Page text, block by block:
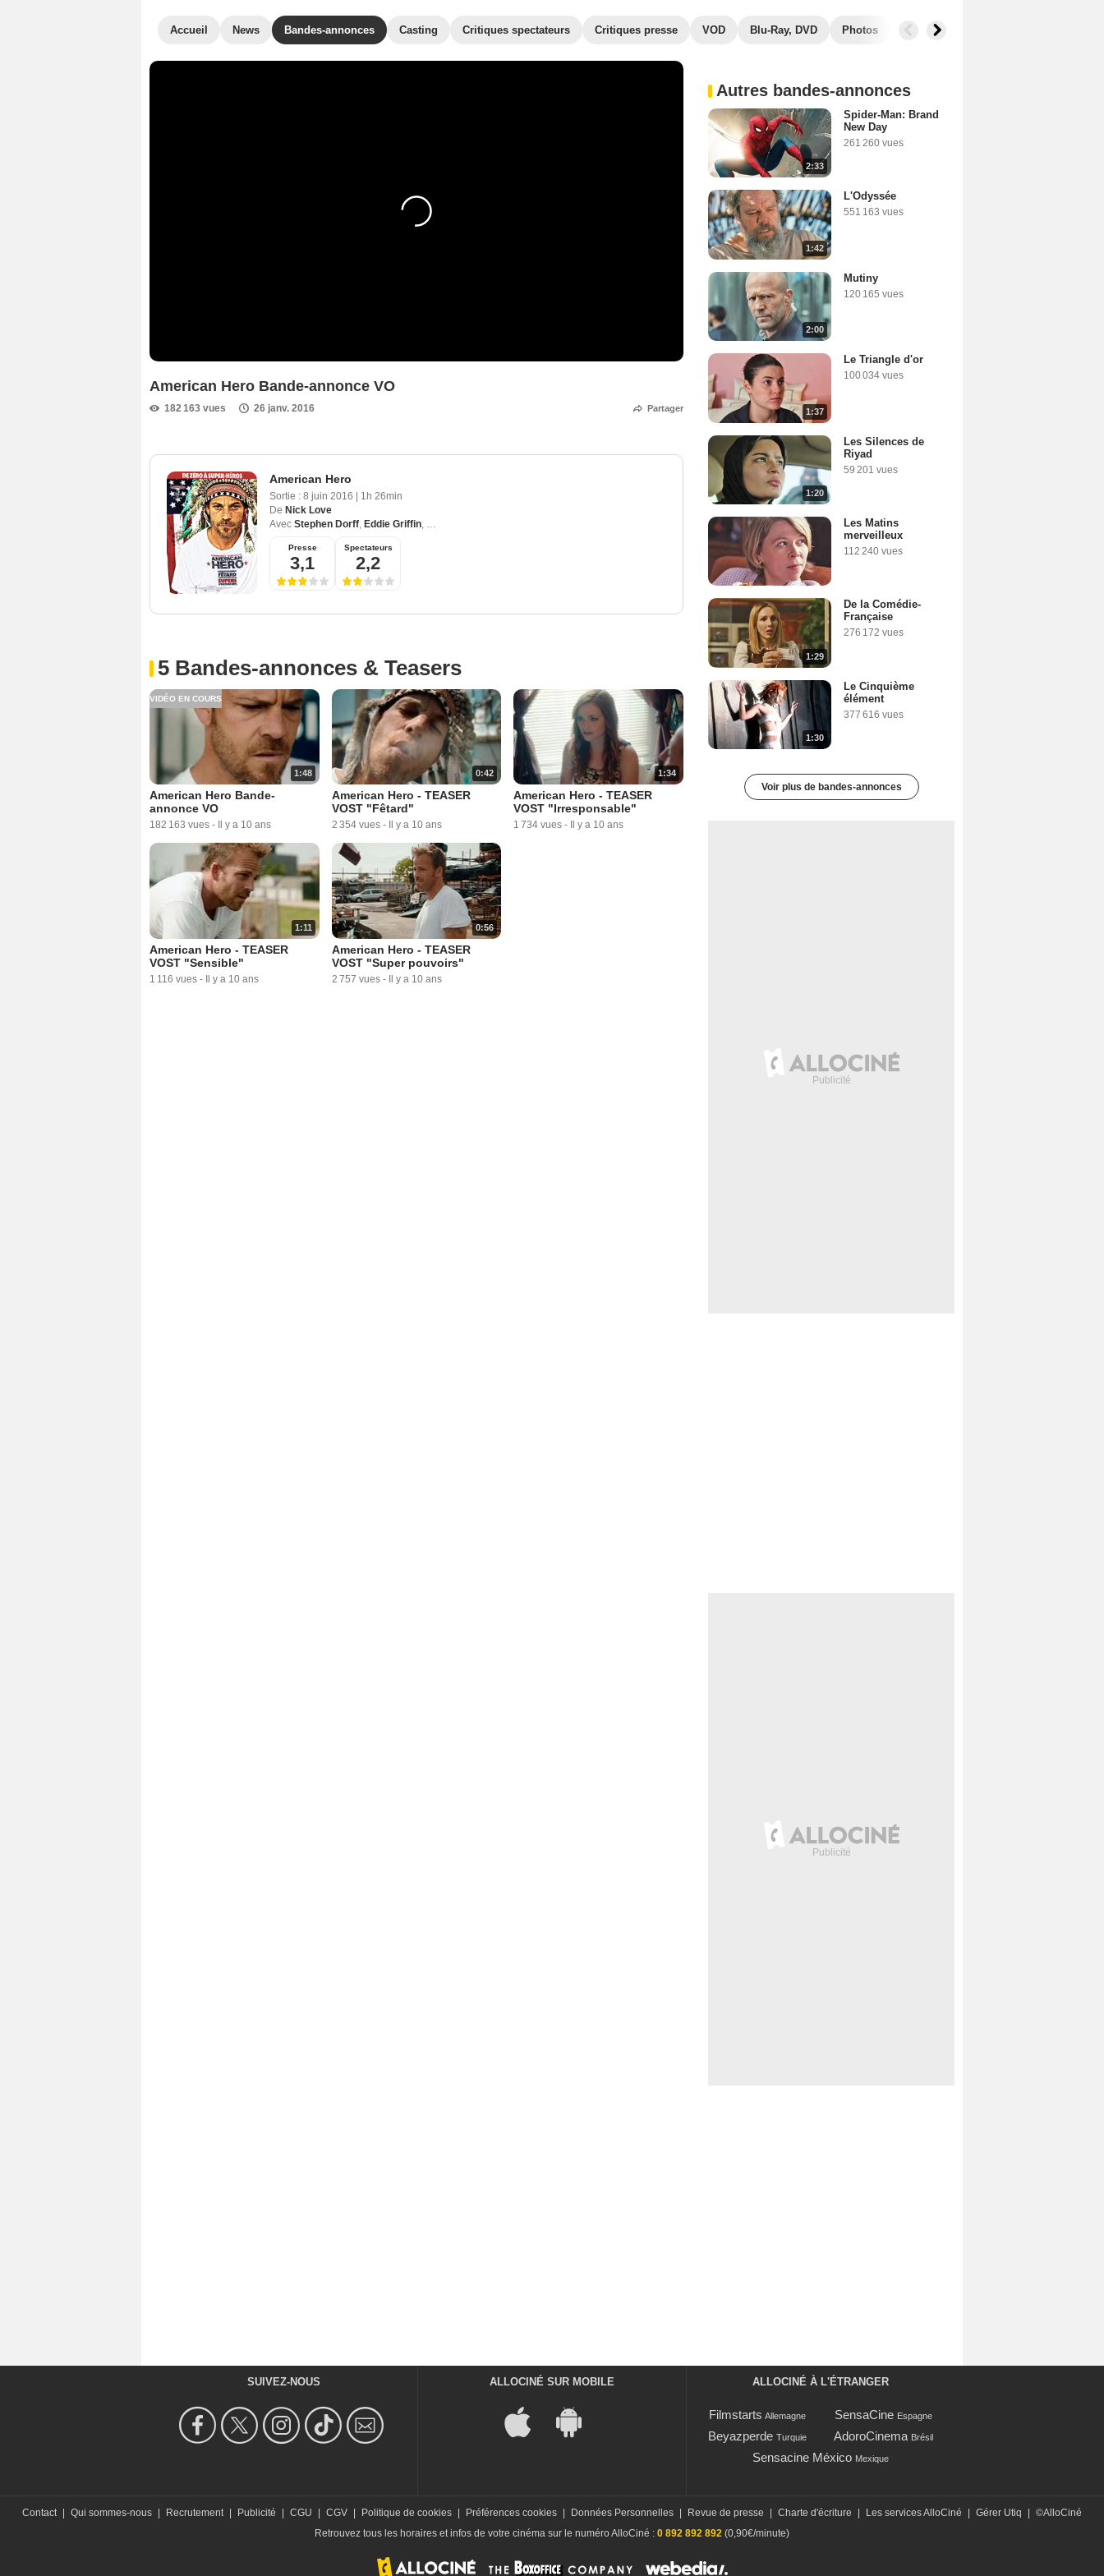
Accueil News Bandes-annonces Casting Critiques spectateurs Critiques presse VOD Blu-Ray, DVD Photos Musique
American Hero Bande-annonce VO
182 163 vues 26 janv. 2016 Partager
American Hero
Sortie : 8 juin 2016
1h 26min
De Nick Love
Avec Stephen Dorff, Eddie Griffin, Luis Da Silva Jr.
Presse
3,1
Spectateurs
2,2
5 Bandes-annonces & Teasers
1:48
VIDÉO EN COURS
American Hero Bande-
annonce VO
182 163 vues - Il y a 10 ans
0:42
American Hero - TEASER
VOST "Fêtard"
2 354 vues - Il y a 10 ans
1:34
American Hero - TEASER
VOST "Irresponsable"
1 734 vues - Il y a 10 ans
1:11
American Hero - TEASER
VOST "Sensible"
1 116 vues - Il y a 10 ans
0:56
American Hero - TEASER
VOST "Super pouvoirs"
2 757 vues - Il y a 10 ans
Autres bandes-annonces
2:33
Spider-Man: Brand
New Day
261 260 vues
1:42
L'Odyssée
551 163 vues
2:00
Mutiny
120 165 vues
1:37
Le Triangle d'or
100 034 vues
1:20
Les Silences de
Riyad
59 201 vues
Les Matins
merveilleux
112 240 vues
1:29
De la Comédie-
Française
276 172 vues
1:30
Le Cinquième
élément
377 616 vues
Voir plus de bandes-annonces
SUIVEZ-NOUS ALLOCINÉ SUR MOBILE ALLOCINÉ À L'ÉTRANGER
Filmstarts Allemagne SensaCine Espagne
Beyazperde Turquie AdoroCinema Brésil
Sensacine México Mexique
Contact Qui sommes-nous Recrutement Publicité CGU CGV Politique de cookies Préférences cookies Données Personnelles Revue de presse Charte d'écriture Les services AlloCiné Gérer Utiq
©AlloCiné
Retrouvez tous les horaires et infos de votre cinéma sur le numéro AlloCiné : 0 892 892 892 (0,90€/minute)